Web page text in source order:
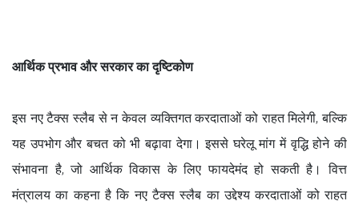
आर्थिक प्रभाव और सरकार का दृष्टिकोण
इस नए टैक्स स्लैब से न केवल व्यक्तिगत करदाताओं को राहत मिलेगी, बल्कि
यह उपभोग और बचत को भी बढ़ावा देगा। इससे घरेलू मांग में वृद्धि होने की
संभावना है, जो आर्थिक विकास के लिए फायदेमंद हो सकती है। वित्त
मंत्रालय का कहना है कि नए टैक्स स्लैब का उद्देश्य करदाताओं को राहत